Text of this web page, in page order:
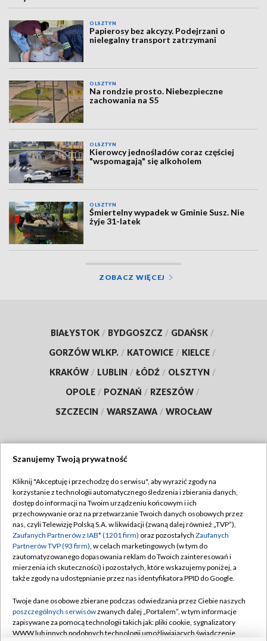
OLSZTYN
Papierosy bez akcyzy. Podejrzani o
nielegalny transport zatrzymani
OLSZTYN
Na rondzie prosto. Niebezpieczne
zachowania na S5
OLSZTYN
Kierowcy jednośladów coraz częściej
"wspomagają" się alkoholem
OLSZTYN
Śmiertelny wypadek w Gminie Susz. Nie
żyje 31-latek
ZOBACZ WIĘCEJ
BIAŁYSTOK / BYDGOSZCZ / GDAŃSK /
GORZÓW WLKP. / KATOWICE / KIELCE /
KRAKÓW / LUBLIN / ŁÓDŹ / OLSZTYN /
OPOLE / POZNAŃ / RZESZÓW /
SZCZECIN / WARSZAWA / WROCŁAW
TVP
Abonament TVP
Emisja w TVP
Centrum informacji TVP
Naziemna Telewizja Cyfrowa
Rada Programowa
System NOS
Regulamin TVP
Polityka prywatności
Moje zgody
Pomoc
Kontakt
Szanujemy Twoją prywatność
Kliknij "Akceptuję i przechodzę do serwisu", aby wyrazić zgody na
korzystanie z technologii automatycznego śledzenia i zbierania danych,
dostęp do informacji na Twoim urządzeniu końcowym i ich
przechowywanie oraz na przetwarzanie Twoich danych osobowych przez
nas, czyli Telewizję Polską S.A. w likwidacji (zwaną dalej również „TVP”),
Zaufanych Partnerów z IAB* (1201 firm) oraz pozostałych Zaufanych
Partnerów TVP (93 firm), w celach marketingowych (w tym do
zautomatyzowanego dopasowania reklam do Twoich zainteresowań i
mierzenia ich skuteczności) i pozostałych, które wskazujemy poniżej, a
także zgody na udostępnianie przez nas identyfikatora PPID do Google.
Twoje dane osobowe zbierane podczas odwiedzania przez Ciebie naszych
poszczególnych serwisówzwanych dalej „Portalem”, w tym informacje
zapisywane za pomocą technologii takich jak: pliki cookie, sygnalizatory
WWW lub innych podobnych technologii umożliwiających świadczenie